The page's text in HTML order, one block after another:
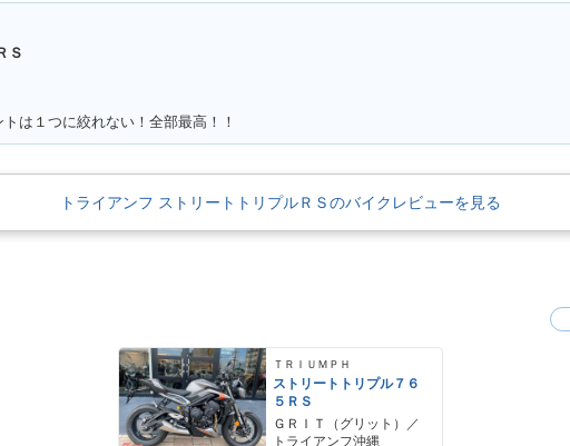
LEDヘッドライトを採用するなど、アグレッシブなスタ
Ｓ
は１つに絞れない！全部最高！！
トライアンフ ストリートトリプルＲＳのバイクレビューを見る
ＴＲＩＵＭＰＨ
ストリートトリプル７６
５ＲＳ
ＧＲＩＴ（グリット）／
トライアンフ沖縄